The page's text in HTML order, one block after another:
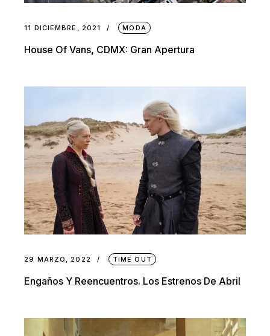
11 DICIEMBRE, 2021 MODA
House Of Vans, CDMX: Gran Apertura
29 MARZO, 2022 TIME OUT
Engaños Y Reencuentros. Los Estrenos De Abril